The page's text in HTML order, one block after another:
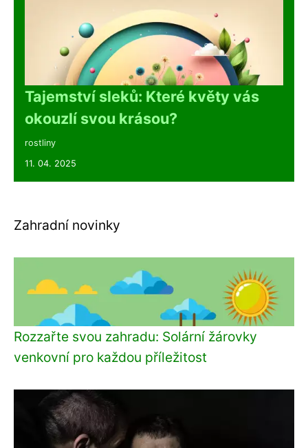
Tajemství sleků: Které květy vás
okouzlí svou krásou?
rostliny
11. 04. 2025
Zahradní novinky
Rozzařte svou zahradu: Solární žárovky
venkovní pro každou příležitost